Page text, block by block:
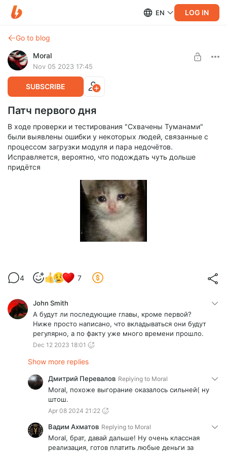
EN LOG IN
Go to blog
Moral
Nov 05 2023 17:45
SUBSCRIBE
Патч первого дня
В ходе проверки и тестирования "Схвачены Туманами"
были выявлены ошибки у некоторых людей, связанные с
процессом загрузки модуля и пара недочётов.
Исправляется, вероятно, что подождать чуть дольше
придётся
4 7
John Smith
А будут ли последующие главы, кроме первой?
Ниже просто написано, что вкладываться они будут
регулярно, а по факту уже много времени прошло.
Dec 12 2023 18:01
Show more replies
Дмитрий Перевалов Replying to Moral
Moral, похоже выгорание оказалось сильней( ну
штош.
Apr 08 2024 21:22
Вадим Ахматов Replying to Moral
Moral, брат, давай дальше! Ну очень классная
реализация, готов платить любые деньги за